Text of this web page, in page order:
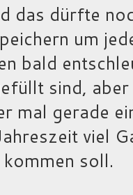
das dürfte
um
bald
sind,
mal gerade
viel
soll.